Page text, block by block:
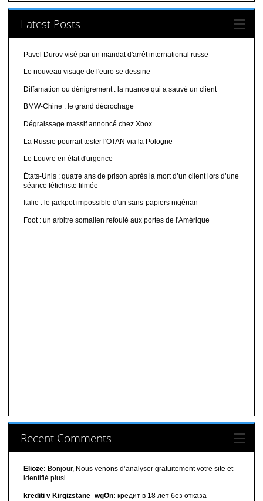
Latest Posts
Pavel Durov visé par un mandat d'arrêt international russe
Le nouveau visage de l'euro se dessine
Diffamation ou dénigrement : la nuance qui a sauvé un client
BMW-Chine : le grand décrochage
Dégraissage massif annoncé chez Xbox
La Russie pourrait tester l'OTAN via la Pologne
Le Louvre en état d'urgence
États-Unis : quatre ans de prison après la mort d’un client lors d’une
séance fétichiste filmée
Italie : le jackpot impossible d'un sans-papiers nigérian
Foot : un arbitre somalien refoulé aux portes de l'Amérique
Recent Comments
Elioze: Bonjour, Nous venons d’analyser gratuitement votre site et
identifié plusi
krediti v Kirgizstane_wgOn: кредит в 18 лет без отказа